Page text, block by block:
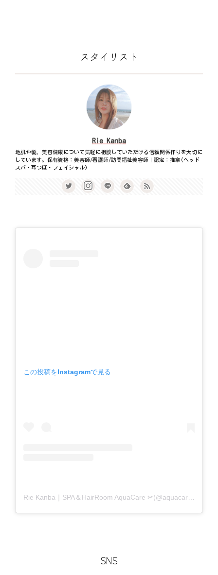
スタイリスト
Rie Kanba
地肌や髪、美容健康について気軽に相談していただける信頼関係作りを大切に
しています。保有資格：美容師/看護師/訪問福祉美容師｜認定：推拿(ヘッド
スパ・耳つぼ・フェイシャル)
この投稿をInstagramで見る
SNS